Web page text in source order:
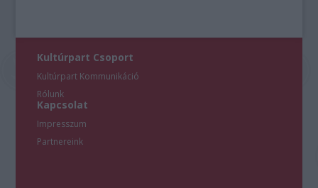
Kultúrpart Csoport
Kultúrpart Kommunikáció
Rólunk
Kapcsolat
Impresszum
Partnereink